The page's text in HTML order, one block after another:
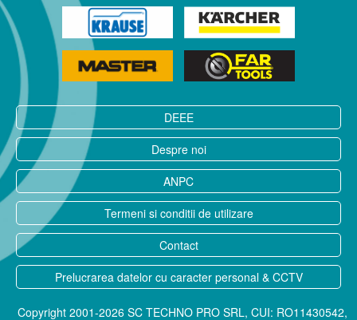
DEEE
Despre noi
ANPC
Termeni si conditii de utilizare
Contact
Prelucrarea datelor cu caracter personal & CCTV
Copyright 2001-2026 SC TECHNO PRO SRL, CUI: RO11430542,